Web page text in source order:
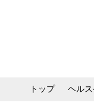
トップ ヘル